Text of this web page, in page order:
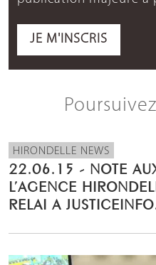
JE M'INSCRIS
HIRONDELLE NEWS
22.06.15 - NOTE AUX
L’AGENCE
RELAI A